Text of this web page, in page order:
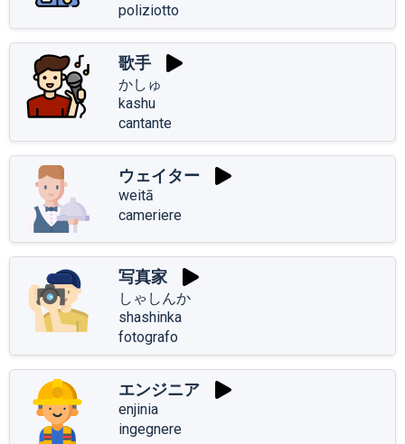
poliziotto
歌手
かしゅ
kashu
cantante
ウェイター
weitā
cameriere
写真家
しゃしんか
shashinka
fotografo
エンジニア
enjinia
ingegnere